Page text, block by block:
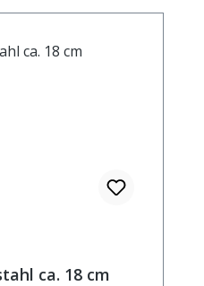
ca. 18 cm